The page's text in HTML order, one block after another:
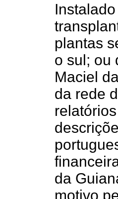
plantas
o sul; ou
Maciel
da rede
da
motivo